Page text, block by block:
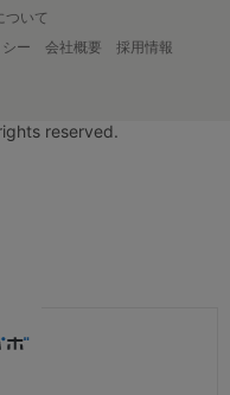
ついて
ー 会社概要
採用情報
reserved.